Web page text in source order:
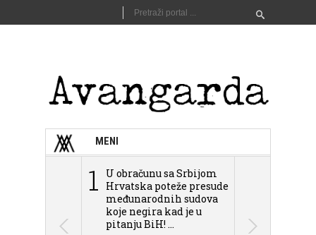
MENI
1
U obračunu sa Srbijom
Hrvatska poteže presude
međunarodnih sudova
koje negira kad je u
pitanju BiH! ...